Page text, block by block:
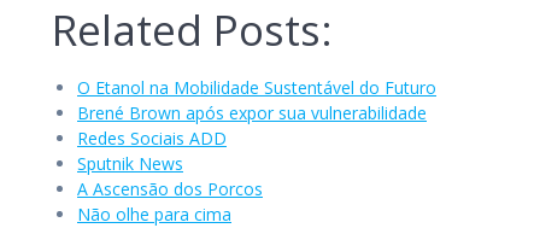
Related Posts:
O Etanol na Mobilidade Sustentável do Futuro
Brené Brown após expor sua vulnerabilidade
Redes Sociais ADD
Sputnik News
A Ascensão dos Porcos
Não olhe para cima